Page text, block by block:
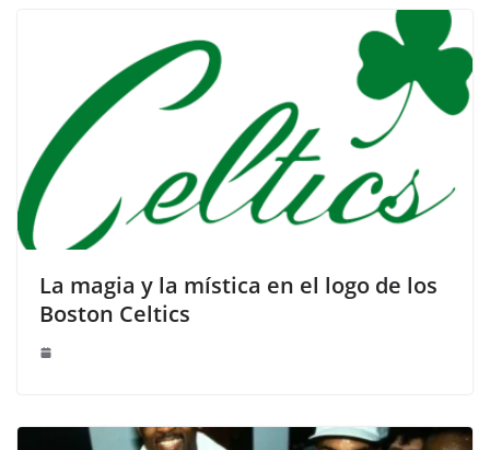
La magia y la mística en el logo de los
Boston Celtics